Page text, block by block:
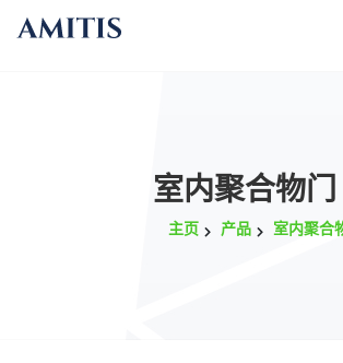
室内聚合物门
主页 产品 室内聚合